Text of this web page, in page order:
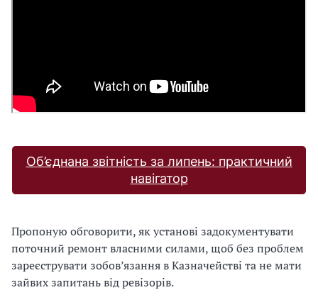
Об’єднана звітність за липень: практичний
навігатор
Пропоную обговорити, як установі задокументувати
поточний ремонт власними силами, щоб без проблем
зареєструвати зобов’язання в Казначействі та не мати
зайвих запитань від ревізорів.